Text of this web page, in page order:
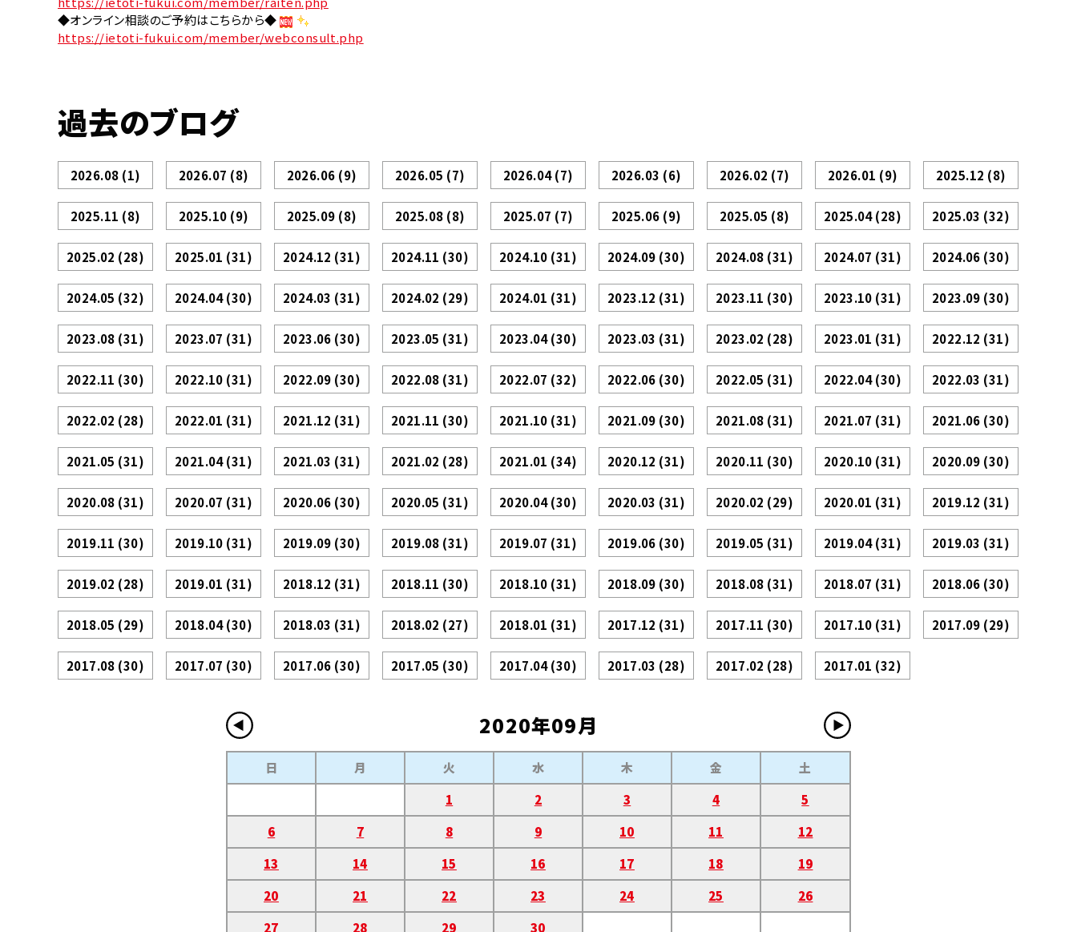
◆オンライン相談のご予約はこちらから◆
https://ietoti-fukui.com/member/webconsult.php
過去のブログ
2026.08 (1) 2026.07 (8) 2026.06 (9) 2026.05 (7) 2026.04(7) 2026.03 (6) 2026.02 (7) 2026.01 (9) 2025.12 (8)
2025.11 (8) 2025.10 (9) 2025.09 (8) 2025.08 (8) 2025.07 (7) 2025.06 (9) 2025.05 (8) 2025.04(28) 2025.03 (32)
2025.02 (28) 2025.01 (31) 2024.12 (31) 2024.11 (30) 2024.10 (31) 2024.09 (30) 2024.08 (31) 2024.07 (31) 2024.06 (30)
2024.05 (32) 2024.04(30) 2024.03 (31) 2024.02 (29) 2024.01 (31) 2023.12 (31) 2023.11 (30) 2023.10 (31) 2023.09 (30)
2023.08 (31) 2023.07 (31) 2023.06 (30) 2023.05 (31) 2023.04(30) 2023.03 (31) 2023.02 (28) 2023.01 (31) 2022.12 (31)
2022.11 (30) 2022.10 (31) 2022.09 (30) 2022.08 (31) 2022.07 (32) 2022.06 (30) 2022.05 (31) 2022.04(30) 2022.03 (31)
2022.02 (28) 2022.01 (31) 2021.12 (31) 2021.11 (30) 2021.10 (31) 2021.09 (30) 2021.08 (31) 2021.07 (31) 2021.06 (30)
2021.05 (31) 2021.04(31) 2021.03 (31) 2021.02 (28) 2021.01 (34) 2020.12 (31) 2020.11 (30) 2020.10 (31) 2020.09 (30)
2020.08 (31) 2020.07 (31) 2020.06 (30) 2020.05 (31) 2020.04(30) 2020.03 (31) 2020.02 (29) 2020.01 (31) 2019.12 (31)
2019.11 (30) 2019.10 (31) 2019.09 (30) 2019.08 (31) 2019.07 (31) 2019.06 (30) 2019.05 (31) 2019.04(31) 2019.03 (31)
2019.02 (28) 2019.01 (31) 2018.12 (31) 2018.11 (30) 2018.10 (31) 2018.09 (30) 2018.08 (31) 2018.07 (31) 2018.06 (30)
2018.05 (29) 2018.04(30) 2018.03 (31) 2018.02 (27) 2018.01 (31) 2017.12 (31) 2017.11 (30) 2017.10 (31) 2017.09 (29)
2017.08 (30) 2017.07 (30) 2017.06 (30) 2017.05 (30) 2017.04(30) 2017.03 (28) 2017.02 (28) 2017.01 (32)
2020年09月
日 月 火 水 木 金
土
1
2 3 4
5
6
7 8 9 10 11
12
13
14 15 16 17 18
19
20
21 22 23 24 25
26
27
28 29 30